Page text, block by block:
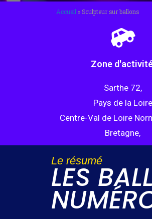
Accueil » Sculpteur sur ballons
Zone
Sarthe 72,
Pays de la Loire
Centre-Val de Loire
Bretagne,
Le résumé
LES